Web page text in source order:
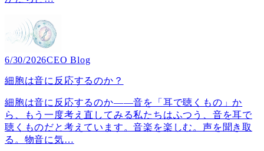
6/30/2026CEO Blog
細胞は音に反応するのか？
細胞は音に反応するのか――音を「耳で聴くもの」か
ら、もう一度考え直してみる私たちはふつう、音を耳で
聴くものだと考えています。音楽を楽しむ。声を聞き取
る。物音に気…